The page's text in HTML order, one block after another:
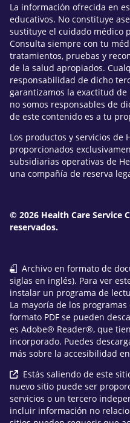
La información ofrecida en
educativos. No constituye
sustituye el cuidado médico
Consulta siempre con tu
tratamientos, pruebas y
de la salud apropiados.
responsabilidad de dicho
garantizamos la exactitud
no somos responsables de
de este contenido es a tu
Los productos y servicios de
proporcionados
subsidiarias operativas de
una compañía de reserva
© 2026 Health Care Service
reservados.
Archivo en formato de
siglas en inglés). Para ver
instalar un programa de
La mayoría de los
formato PDF se pueden
es Adobe® Reader®, que
incorporado. Puedes
más sobre la accesibilidad en
Estás saliendo de este
nuevo sitio puede ser
servicios o un tercero
incluir información no